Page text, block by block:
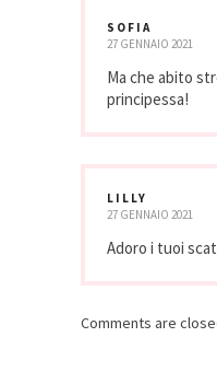
SOFIA
27 GENNAIO 2021
Ma che abito
principessa!
LILLY
27 GENNAIO 2021
Adoro i tuoi
Comments are